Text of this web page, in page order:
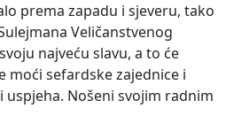
prema zapadu i sjeveru, tako
Veličanstvenog
najveću slavu, a to će
moći sefardske zajednice i
Nošeni svojim radnim